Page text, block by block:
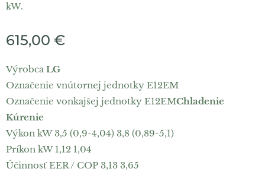
kW.
615,00 €
Výrobca LG
Označenie vnútornej jednotky E12EM
Označenie vonkajšej jednotky E12EMChladenie
Kúrenie
Výkon kW 3,5 (0,9-4,04) 3,8 (0,89-5,1)
Príkon kW 1,12 1,04
Účinnosť EER / COP 3,13 3,65